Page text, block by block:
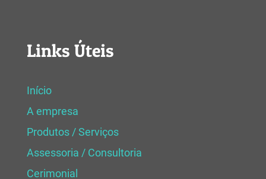
Links Úteis
Início
A empresa
Produtos / Serviços
Assessoria / Consultoria
Cerimonial